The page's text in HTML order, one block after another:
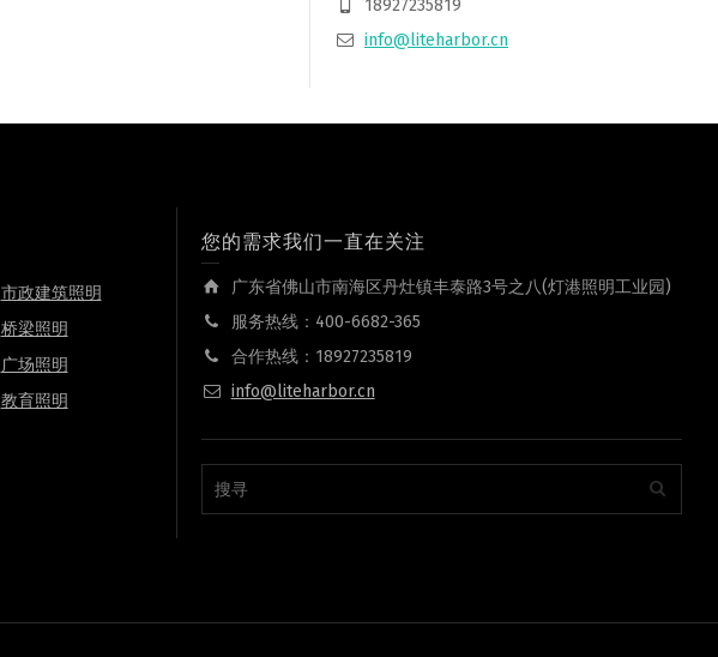
18927235819
info@liteharbor.cn
市政建筑照明
桥梁照明
广场照明
教育照明
您的需求我们一直在关注
广东省佛山市南海区丹灶镇丰泰路3号之八(灯港照明工业园)
服务热线：400-6682-365
合作热线：18927235819
info@liteharbor.cn